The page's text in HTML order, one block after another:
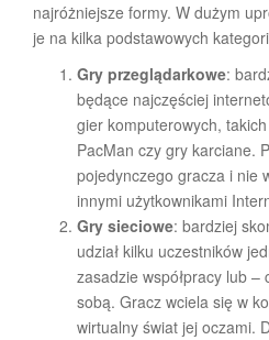
najróżniejsze formy. W dużym
je na kilka podstawowych
Gry przeglądarkowe:
będące najczęściej
gier komputerowych,
PacMan czy gry karciane.
pojedynczego gracza i nie
innymi użytkownikami
Gry sieciowe: bardziej
udział kilku uczestników
zasadzie współpracy lub
sobą. Gracz wciela się w
wirtualny świat jej oczami.